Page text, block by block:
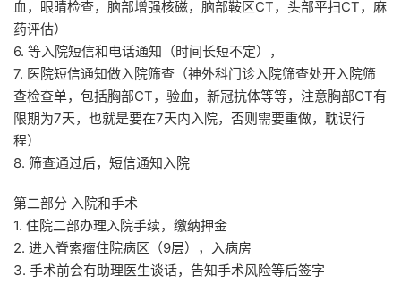
血，眼睛检查，脑部增强核磁，脑部鞍区CT，头部平扫CT，麻
药评估）
6. 等入院短信和电话通知（时间长短不定），
7. 医院短信通知做入院筛查（神外科门诊入院筛查处开入院筛
查检查单，包括胸部CT，验血，新冠抗体等等，注意胸部CT有
限期为7天，也就是要在7天内入院，否则需要重做，耽误行
程）
8. 筛查通过后，短信通知入院
第二部分 入院和手术
1. 住院二部办理入院手续，缴纳押金
2. 进入脊索瘤住院病区（9层），入病房
3. 手术前会有助理医生谈话，告知手术风险等后签字